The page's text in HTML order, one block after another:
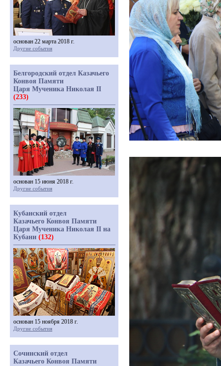
основан 22 марта 2018 г.
Другие события
Белгородский отдел Казачьего
Конвоя Памяти
Царя Мученика Николая II
(233)
основан 15 июня 2018 г.
Другие события
Кубанский отдел
Казачьего Конвоя Памяти
Царя Мученика Николая II на
Кубани (132)
основан 15 ноября 2018 г.
Другие события
Сочинский отдел
Казачьего Конвоя Памяти